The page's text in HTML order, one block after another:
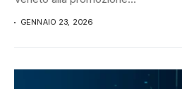
GENNAIO 23, 2026